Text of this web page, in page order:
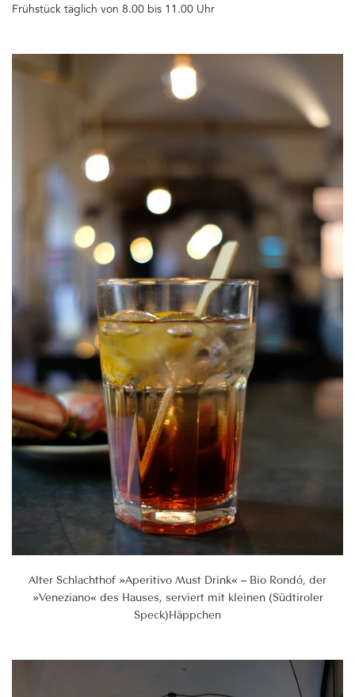
Frühstück täglich von 8.00 bis 11.00 Uhr
Alter Schlachthof »Aperitivo Must Drink« – Bio Rondó, der
»Veneziano« des Hauses, serviert mit kleinen (Südtiroler
Speck)Häppchen